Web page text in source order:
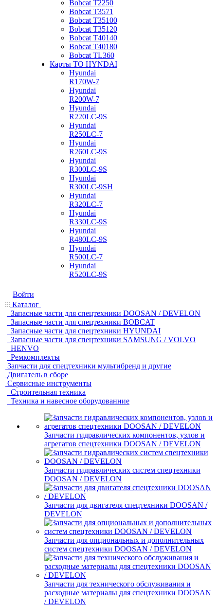
Bobcat Т2250
Bobcat Т3571
Bobcat Т35100
Bobcat Т35120
Bobcat Т40140
Bobcat Т40180
Bobcat ТL360
Карты ТО HYNDAI
Hyundai
R170W-7
Hyundai
R200W-7
Hyundai
R220LC-9S
Hyundai
R250LC-7
Hyundai
R260LC-9S
Hyundai
R300LC-9S
Hyundai
R300LC-9SH
Hyundai
R320LC-7
Hyundai
R330LC-9S
Hyundai
R480LC-9S
Hyundai
R500LC-7
Hyundai
R520LC-9S
Войти
Каталог
Запасные части для спецтехники DOOSAN / DEVELON
Запасные части для спецтехники BOBCAT
Запасные части для спецтехники HYUNDAI
Запасные части для спецтехники SAMSUNG / VOLVO
HENVO
Ремкомплекты
Запчасти для спецтехники мультибренд и другие
Двигатель в сборе
Сервисные инструменты
Строительная техника
Техника и навесное оборудованние
Запчасти гидравлических компонентов, узлов и
агрегатов спецтехники DOOSAN / DEVELON
Запчасти гидравлических систем спецтехники
DOOSAN / DEVELON
Запчасти для двигателя спецтехники DOOSAN /
DEVELON
Запчасти для опциональных и дополнительных
систем спецтехники DOOSAN / DEVELON
Запчасти для технического обслуживания и
расходные материалы для спецтехники DOOSAN
/ DEVELON